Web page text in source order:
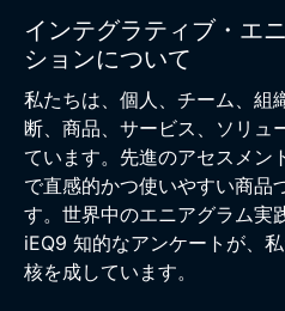
インテグラティブ・エ
ションについて
私たちは、個人、チーム、組
断、商品、サービス、ソリュ
ています。先進のアセスメン
で直感的かつ使いやすい商品
す。世界中のエニアグラム実
iEQ9 知的なアンケートが、
核を成しています。